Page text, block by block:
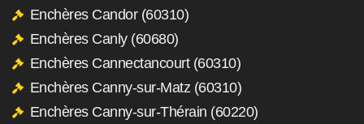
Enchères Candor (60310)
Enchères Canly (60680)
Enchères Cannectancourt (60310)
Enchères Canny-sur-Matz (60310)
Enchères Canny-sur-Thérain (60220)